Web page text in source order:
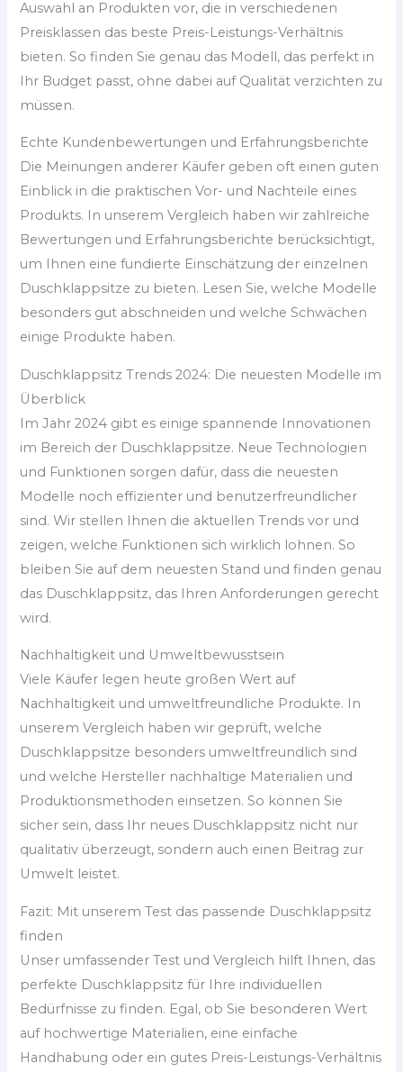
Auswahl an Produkten vor, die in verschiedenen
Preisklassen das beste Preis-Leistungs-Verhältnis
bieten. So finden Sie genau das Modell, das perfekt in
Ihr Budget passt, ohne dabei auf Qualität verzichten zu
müssen.
Echte Kundenbewertungen und Erfahrungsberichte
Die Meinungen anderer Käufer geben oft einen guten
Einblick in die praktischen Vor- und Nachteile eines
Produkts. In unserem Vergleich haben wir zahlreiche
Bewertungen und Erfahrungsberichte berücksichtigt,
um Ihnen eine fundierte Einschätzung der einzelnen
Duschklappsitze zu bieten. Lesen Sie, welche Modelle
besonders gut abschneiden und welche Schwächen
einige Produkte haben.
Duschklappsitz Trends 2024: Die neuesten Modelle im
Überblick
Im Jahr 2024 gibt es einige spannende Innovationen
im Bereich der Duschklappsitze. Neue Technologien
und Funktionen sorgen dafür, dass die neuesten
Modelle noch effizienter und benutzerfreundlicher
sind. Wir stellen Ihnen die aktuellen Trends vor und
zeigen, welche Funktionen sich wirklich lohnen. So
bleiben Sie auf dem neuesten Stand und finden genau
das Duschklappsitz, das Ihren Anforderungen gerecht
wird.
Nachhaltigkeit und Umweltbewusstsein
Viele Käufer legen heute großen Wert auf
Nachhaltigkeit und umweltfreundliche Produkte. In
unserem Vergleich haben wir geprüft, welche
Duschklappsitze besonders umweltfreundlich sind
und welche Hersteller nachhaltige Materialien und
Produktionsmethoden einsetzen. So können Sie
sicher sein, dass Ihr neues Duschklappsitz nicht nur
qualitativ überzeugt, sondern auch einen Beitrag zur
Umwelt leistet.
Fazit: Mit unserem Test das passende Duschklappsitz
finden
Unser umfassender Test und Vergleich hilft Ihnen, das
perfekte Duschklappsitz für Ihre individuellen
Bedürfnisse zu finden. Egal, ob Sie besonderen Wert
auf hochwertige Materialien, eine einfache
Handhabung oder ein gutes Preis-Leistungs-Verhältnis